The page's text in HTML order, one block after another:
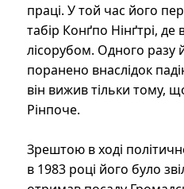
праці. У той час його
табір Конґпо Нінґтрі, де
лісорубом. Одного разу
поранено внаслідок
він вижив тільки тому,
Рінпоче.
Зрештою в ході
в 1983 році його було